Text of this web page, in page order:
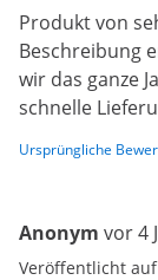
Produkt von
Beschreibung
wir das ganze
schnelle
Ursprüngliche
Anonym vor 4
Veröffentlicht